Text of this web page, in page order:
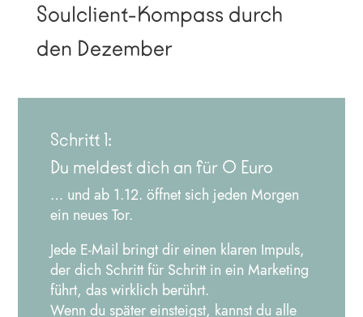
Soulclient-Kompass durch
den Dezember
Schritt 1:
Du meldest dich an für 0 Euro
… und ab 1.12. öffnet sich jeden Morgen
ein neues Tor.
Jede E-Mail bringt dir einen klaren Impuls,
der dich Schritt für Schritt in ein Marketing
führt, das wirklich berührt.
Wenn du später einsteigst, kannst du alle